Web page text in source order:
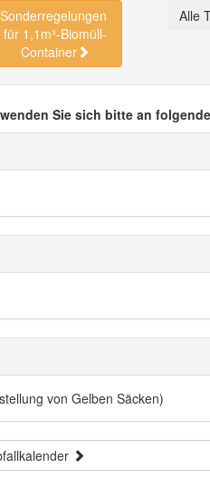
Sonderregelungen
für 1,1m³-Biomüll-
Container
Alle
Sie sich bitte an
von Gelben Säcken)